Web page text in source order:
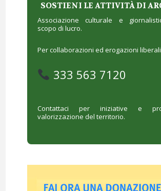
SOSTIENI LE ATTIVITÀ DI
Associazione culturale e
scopo di lucro.
Per collaborazioni ed erogazioni
333 563 7120
Contattaci per iniziative e
valorizzazione del territorio.